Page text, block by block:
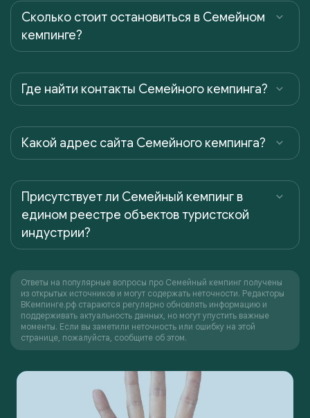
Сколько стоит остановиться в Семейном
кемпинге?
Где найти контакты Семейного кемпинга?
Какой адрес сайта Семейного кемпинга?
Присутствует ли Семейный кемпинг в
едином реестре объектов туристской
индустрии?
Ответы на популярные вопросы про Семейный кемпинг получены
из открытых источников и могут содержать неточности. Редакторы
ВКемпинге.рф стараются регулярно обновлять информацию и
поддерживать актуальность данных, но могут упустить важные
моменты. Если вы заметили неточность или ошибку на этой
странице, пожалуйста, сообщите об этом.